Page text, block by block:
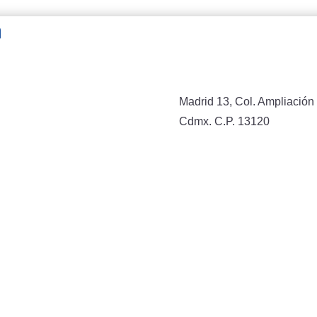
Madrid 13, Col.
Cdmx. C.P. 13120